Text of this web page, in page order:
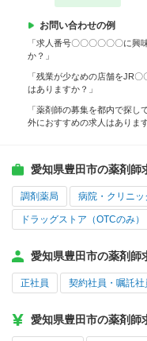
お問い合わせの例
「求人番号〇〇〇〇〇〇に
か？」
「残業が少なめの店舗をJR
はありますか？」
「薬剤師の募集を都内で探
外におすすめの求人はありま
愛知県豊田市の薬剤師
調剤薬局 病院・クリニッ
ドラッグストア（OTCのみ）
愛知県豊田市の薬剤師
正社員 契約社員・嘱託社
愛知県豊田市の薬剤師